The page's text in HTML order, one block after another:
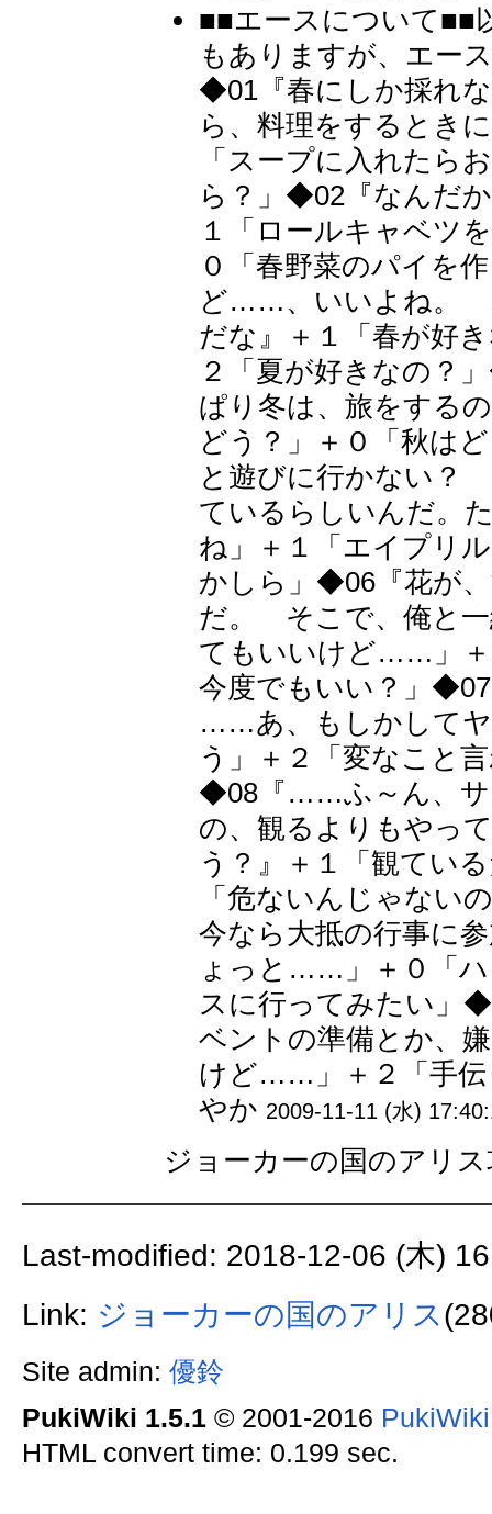
■■エースについて■■
もありますが、エー
◆01『春にしか採れ
ら、料理をするとき
「スープに入れたら
ら？」◆02『なんだ
１「ロールキャベツ
０「春野菜のパイを
ど……、いいよね。
だな』＋１「春が好
２「夏が好きなの？
ぱり冬は、旅をする
どう？」＋０「秋は
と遊びに行かない？
ているらしいんだ。
ね」＋１「エイプリ
かしら」◆06『花が
だ。 そこで、俺と一
てもいいけど……」＋
今度でもいい？」
……あ、もしかしてヤ
う」＋２「変なこと
◆08『……ふ～ん、サ
の、観るよりもやっ
う？』＋１「観てい
「危ないんじゃな
今なら大抵の行事に
ょっと……」＋０「ハ
スに行ってみたい」
ベントの準備とか、
けど……」＋２「手伝
やか 2009-11-11 (水)
ジョーカーの国のアリ
Last-modified: 2018-12-06 (木)
Link: ジョーカーの国のアリス
Site admin: 優鈴
PukiWiki 1.5.1© 2001-2016
HTML convert time: 0.199 sec.